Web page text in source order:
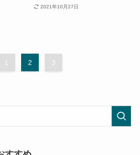
2021年10月27日
1 2 3